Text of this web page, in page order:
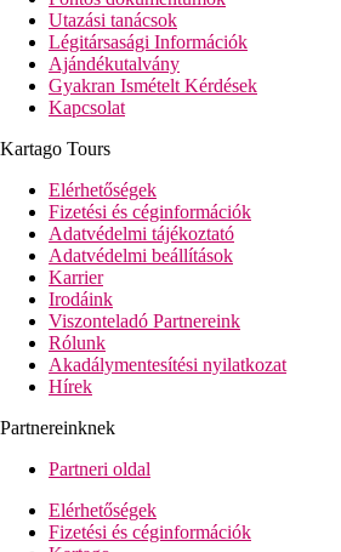
Utazási tanácsok
Légitársasági Információk
Ajándékutalvány
Gyakran Ismételt Kérdések
Kapcsolat
Kartago Tours
Elérhetőségek
Fizetési és céginformációk
Adatvédelmi tájékoztató
Adatvédelmi beállítások
Karrier
Irodáink
Viszonteladó Partnereink
Rólunk
Akadálymentesítési nyilatkozat
Hírek
Partnereinknek
Partneri oldal
Elérhetőségek
Fizetési és céginformációk